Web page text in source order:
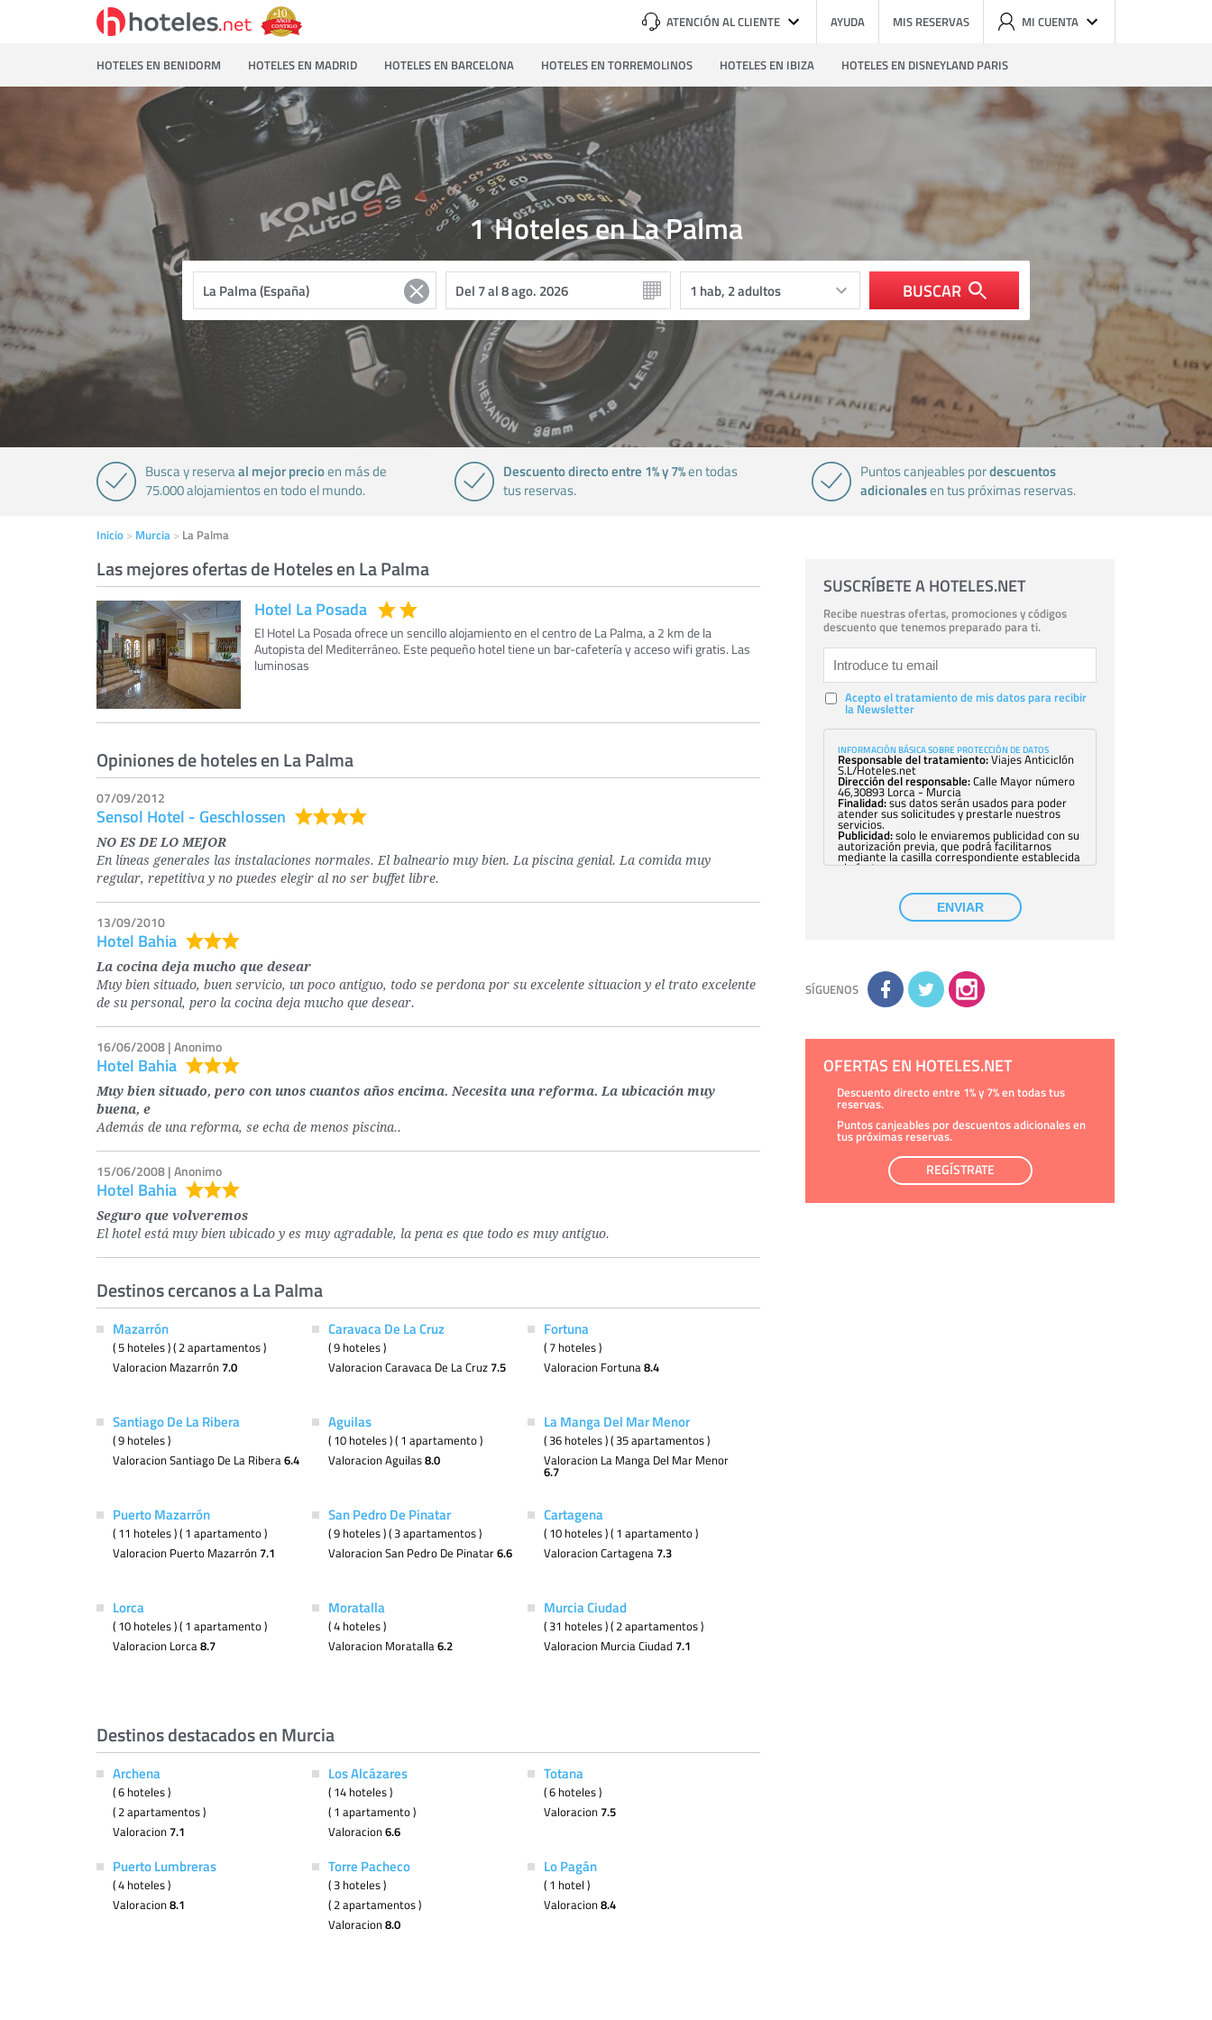
ATENCIÓN AL CLIENTE AYUDA MIS RESERVAS MI CUENTA
HOTELES EN BENIDORM HOTELES EN MADRID HOTELES EN BARCELONA HOTELES EN TORREMOLINOS HOTELES EN IBIZA HOTELES EN DISNEYLAND PARIS
Hoteles en La Palma
1
BUSCAR
Busca y reservaal mejor precioen más de
75.000 alojamientos en todo el mundo.
Descuento directo entre 1% y 7%en todas
tus reservas.
Puntos canjeables pordescuentos
adicionalesen tus próximas reservas.
Inicio Murcia La Palma
Las mejores ofertas de Hoteles en La Palma
Hotel La Posada
El Hotel La Posada ofrece un sencillo alojamiento en el centro de La Palma, a 2 km de la
Autopista del Mediterráneo. Este pequeño hotel tiene un bar-cafetería y acceso wifi gratis. Las
luminosas
Opiniones de hoteles en La Palma
07/09/2012
Sensol Hotel - Geschlossen
NO ES DE LO MEJOR
En líneas generales las instalaciones normales. El balneario muy bien. La piscina genial. La comida muy
regular, repetitiva y no puedes elegir al no ser buffet libre.
13/09/2010
Hotel Bahia
La cocina deja mucho que desear
Muy bien situado, buen servicio, un poco antiguo, todo se perdona por su excelente situacion y el trato excelente
de su personal, pero la cocina deja mucho que desear.
16/06/2008 | Anonimo
Hotel Bahia
Muy bien situado, pero con unos cuantos años encima. Necesita una reforma. La ubicación muy
buena, e
Además de una reforma, se echa de menos piscina..
15/06/2008 | Anonimo
Hotel Bahia
Seguro que volveremos
El hotel está muy bien ubicado y es muy agradable, la pena es que todo es muy antiguo.
Destinos cercanos a La Palma
Mazarrón
( 5 hoteles ) ( 2 apartamentos )
Valoracion Mazarrón 7.0
Caravaca De La Cruz
( 9 hoteles )
Valoracion Caravaca De La Cruz 7.5
Fortuna
( 7 hoteles )
Valoracion Fortuna8.4
Santiago De La Ribera
( 9 hoteles )
Valoracion Santiago De La Ribera6.4
Aguilas
( 10 hoteles ) ( 1 apartamento )
Valoracion Aguilas8.0
La Manga Del Mar Menor
( 36 hoteles ) ( 35 apartamentos )
Valoracion La Manga Del Mar Menor
6.7
Puerto Mazarrón
( 11 hoteles ) ( 1 apartamento )
Valoracion Puerto Mazarrón 7.1
San Pedro De Pinatar
( 9 hoteles ) ( 3 apartamentos )
Valoracion San Pedro De Pinatar6.6
Cartagena
( 10 hoteles ) ( 1 apartamento )
Valoracion Cartagena 7.3
Lorca
( 10 hoteles ) ( 1 apartamento )
Valoracion Lorca8.7
Moratalla
( 4 hoteles )
Valoracion Moratalla6.2
Murcia Ciudad
( 31 hoteles ) ( 2 apartamentos )
Valoracion Murcia Ciudad 7.1
Destinos destacados en Murcia
Archena
( 6 hoteles )
( 2 apartamentos )
Valoracion 7.1
Los Alcázares
( 14 hoteles )
( 1 apartamento )
Valoracion6.6
Totana
( 6 hoteles )
Valoracion 7.5
Puerto Lumbreras
( 4 hoteles )
Valoracion8.1
Torre Pacheco
( 3 hoteles )
( 2 apartamentos )
Valoracion8.0
Lo Pagán
( 1 hotel )
Valoracion8.4
SUSCRÍBETE A HOTELES.NET
Recibe nuestras ofertas, promociones y códigos
descuento que tenemos preparado para ti.
Acepto el tratamiento de mis datos para recibir
la Newsletter
INFORMACIÓN BÁSICA SOBRE PROTECCIÓN DE DATOS
Responsable del tratamiento:Viajes Anticiclón
S.L/Hoteles.net
Dirección del responsable:Calle Mayor número
46,30893 Lorca - Murcia
Finalidad:sus datos serán usados para poder
atender sus solicitudes y prestarle nuestros
servicios.
Publicidad:solo le enviaremos publicidad con su
autorización previa, que podrá facilitarnos
mediante la casilla correspondiente establecida
al efecto.
con su consentimiento previo, que podrá
facilitarnos mediante la casilla correspondiente
establecida al efecto.
Destinatarios:con carácter general, sólo el
Derechos:tiene derecho a saber qué
información tenemos sobre usted, corregirla y
eliminarla, tal y como se explica en la
información adicional disponible en nuestra
la información adicional y detallada sobre cómo
ENVIAR
SÍGUENOS
OFERTAS EN HOTELES.NET
Descuento directo entre 1% y 7% en todas tus
reservas.
Puntos canjeables por descuentos adicionales en
tus próximas reservas.
REGÍSTRATE